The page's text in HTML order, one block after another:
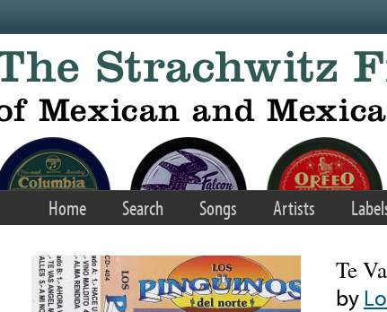
Home Search Songs Artists
Te
by